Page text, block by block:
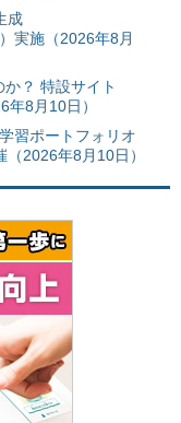
成
実施（2026年8月
？ 特設サイト
年8月10日）
習ポートフォリオ
2026年8月10日）